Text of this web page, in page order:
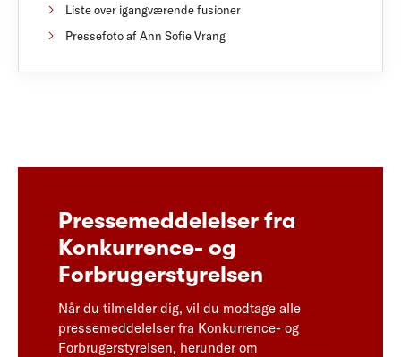
Liste over igangværende fusioner
Pressefoto af Ann Sofie Vrang
Pressemeddelelser fra
Konkurrence- og
Forbrugerstyrelsen
Når du tilmelder dig, vil du modtage alle
pressemeddelelser fra Konkurrence- og
Forbrugerstyrelsen, herunder om